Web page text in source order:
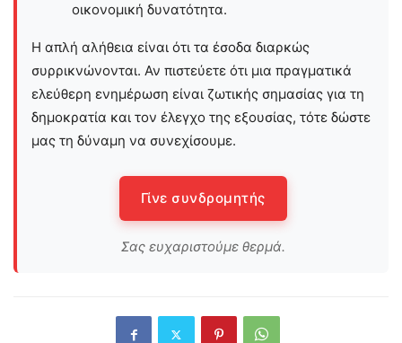
οικονομική δυνατότητα.
Η απλή αλήθεια είναι ότι τα έσοδα διαρκώς
συρρικνώνονται. Αν πιστεύετε ότι μια πραγματικά
ελεύθερη ενημέρωση είναι ζωτικής σημασίας για τη
δημοκρατία και τον έλεγχο της εξουσίας, τότε δώστε
μας τη δύναμη να συνεχίσουμε.
Γίνε συνδρομητής
Σας ευχαριστούμε θερμά.